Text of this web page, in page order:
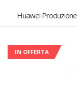
Huawei
IN OFFERTA